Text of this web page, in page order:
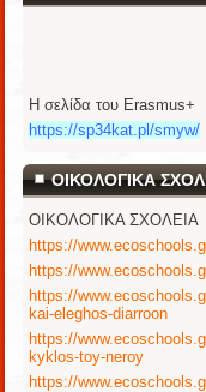
Η σελίδα του Erasmus+
https://sp34kat.pl/smyw/
ΟΙΚΟΛΟΓΙΚΑ
ΟΙΚΟΛΟΓΙΚΑ ΣΧΟΛΕΙΑ
https://
https://
https://
kai-eleghos-diarroon
https://
kyklos-toy-neroy
https://